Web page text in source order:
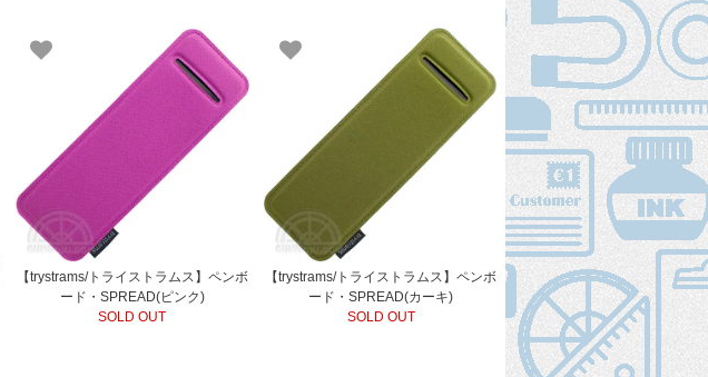
【trystrams/トライストラムス】ペンボ
ード・SPREAD(ピンク)
SOLD OUT
【trystrams/トライストラムス】ペンボ
ード・SPREAD(カーキ)
SOLD OUT